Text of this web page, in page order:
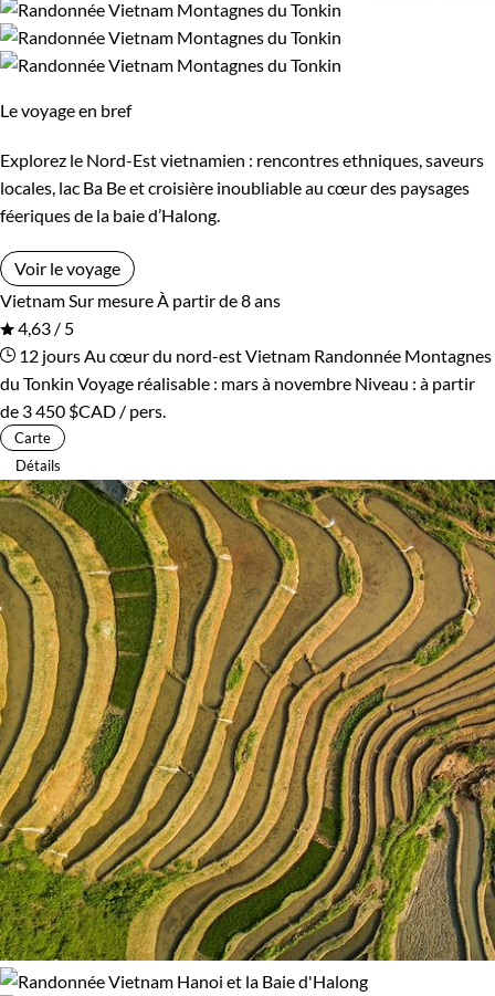
Le voyage en bref
Explorez le Nord-Est vietnamien : rencontres ethniques, saveurs
locales, lac Ba Be et croisière inoubliable au cœur des paysages
féeriques de la baie d’Halong.
Voir le voyage
Vietnam Sur mesure À partir de 8 ans
4,63 / 5
12 jours Au cœur du nord-est Vietnam Randonnée Montagnes
du Tonkin Voyage réalisable : mars à novembre Niveau : à partir
de 3 450 $CAD / pers.
Carte
Détails